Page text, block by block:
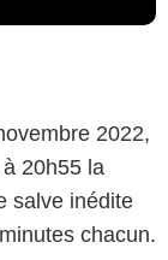
2022,
20h55 la
salve inédite
chacun.